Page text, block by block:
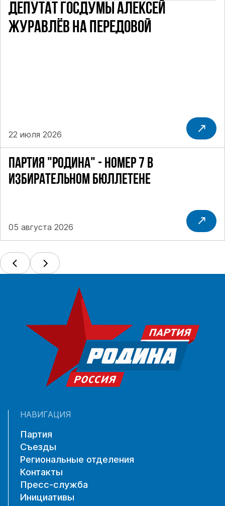
ПАРТИЯ "РОДИНА" - НОМЕР 7 В
ИЗБИРАТЕЛЬНОМ БЮЛЛЕТЕНЕ
05 августа 2026
ДЕПУТАТ ГОСДУМЫ АЛЕКСЕЙ
ЖУРАВЛЁВ НА ПЕРЕДОВОЙ
22 июля 2026
НАВИГАЦИЯ
Партия
Съезды
Региональные отделения
Контакты
Пресс-служба
Инициативы